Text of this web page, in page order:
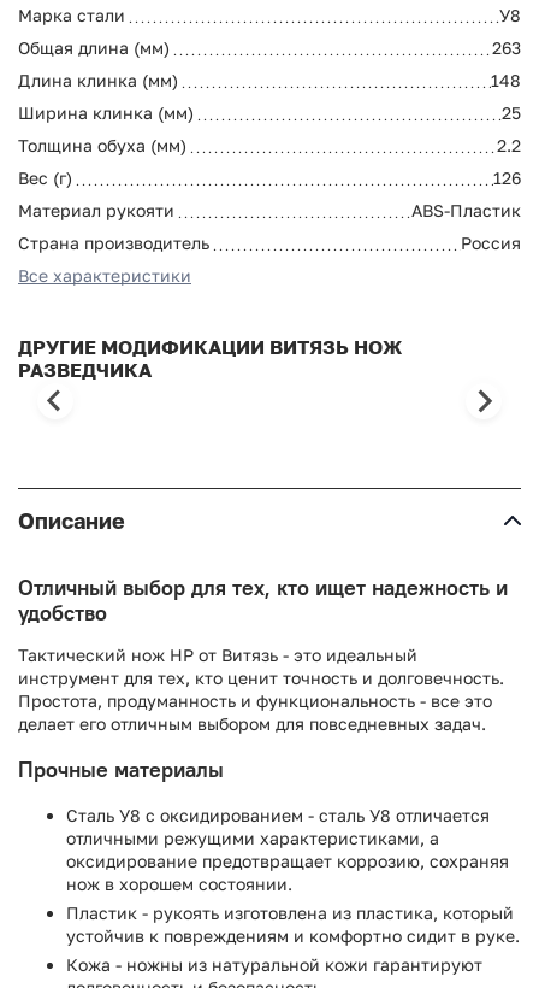
Марка стали
У8
Общая длина (мм)
263
Длина клинка (мм)
148
Ширина клинка (мм)
25
Толщина обуха (мм)
2.2
Вес (г)
126
Материал рукояти
ABS-Пластик
Страна производитель
Россия
Все характеристики
ДРУГИЕ МОДИФИКАЦИИ ВИТЯЗЬ НОЖ
РАЗВЕДЧИКА
Описание
Отличный выбор для тех, кто ищет надежность и
удобство
Тактический нож НР от Витязь - это идеальный
инструмент для тех, кто ценит точность и долговечность.
Простота, продуманность и функциональность - все это
делает его отличным выбором для повседневных задач.
Прочные материалы
Сталь У8 с оксидированием - сталь У8 отличается
отличными режущими характеристиками, а
оксидирование предотвращает коррозию, сохраняя
нож в хорошем состоянии.
Пластик - рукоять изготовлена из пластика, который
устойчив к повреждениям и комфортно сидит в руке.
Кожа - ножны из натуральной кожи гарантируют